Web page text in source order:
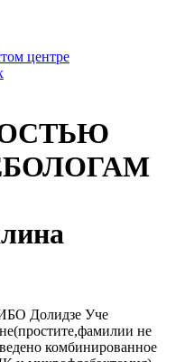
центре
Долидзе Уче
не
комбинированное